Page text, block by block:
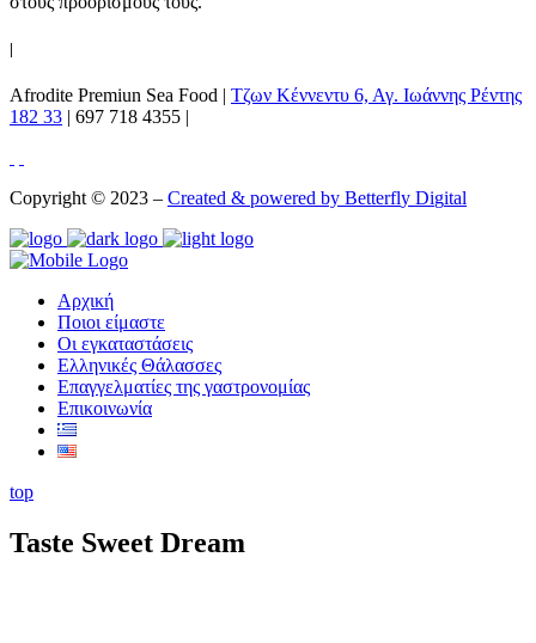
|
Afrodite Premiun Sea Food | Τζων Κέννεντυ 6, Αγ. Ιωάννης Ρέντης
182 33 | 697 718 4355 |
Copyright © 2023 – Created & powered by Betterfly Digital
Αρχική
Ποιοι είμαστε
Οι εγκαταστάσεις
Ελληνικές Θάλασσες
Επαγγελματίες της γαστρονομίας
Επικοινωνία
top
Taste Sweet Dream